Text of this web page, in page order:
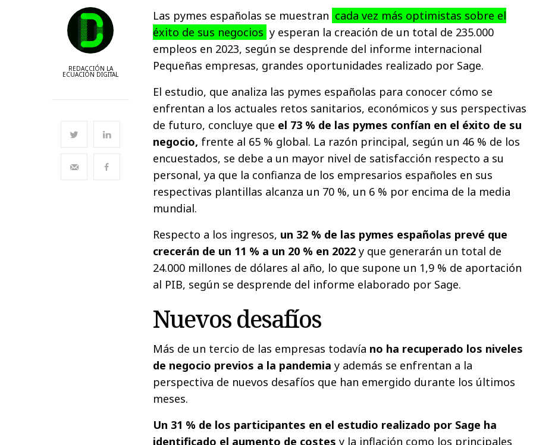
REDACCIÓN LA
ECUACIÓN DIGITAL
Las pymes españolas se muestran cada vez más optimistas sobre el
éxito de sus negocios y esperan la creación de un total de 235.000
empleos en 2023, según se desprende del informe internacional
Pequeñas empresas, grandes oportunidades realizado por Sage.
El estudio, que analiza las pymes españolas para conocer cómo se
enfrentan a los actuales retos sanitarios, económicos y sus perspectivas
de futuro, concluye que el 73 % de las pymes confían en el éxito de su
negocio, frente al 65 % global. La razón principal, según un 46 % de los
encuestados, se debe a un mayor nivel de satisfacción respecto a su
personal, ya que la confianza de los empresarios españoles en sus
respectivas plantillas alcanza un 70 %, un 6 % por encima de la media
mundial.
Respecto a los ingresos, un 32 % de las pymes españolas prevé que
crecerán de un 11 % a un 20 % en 2022 y que generarán un total de
24.000 millones de dólares al año, lo que supone un 1,9 % de aportación
al PIB, según se desprende del informe elaborado por Sage.
Nuevos desafíos
Más de un tercio de las empresas todavía no ha recuperado los niveles
de negocio previos a la pandemia y además se enfrentan a la
perspectiva de nuevos desafíos que han emergido durante los últimos
meses.
Un 31 % de los participantes en el estudio realizado por Sage ha
identificado el aumento de costes y la inflación como los principales